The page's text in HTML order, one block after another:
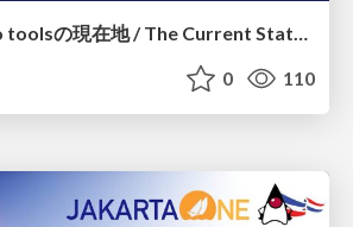
進化を続けるGo toolsの現在地 / The Current State of Ever-Evolving Go Tools
0 110